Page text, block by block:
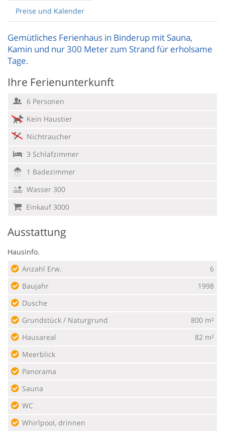
Preise und Kalender
Gemütliches Ferienhaus in Binderup mit Sauna,
Kamin und nur 300 Meter zum Strand für erholsame
Tage.
Ihre Ferienunterkunft
6 Personen
Kein Haustier
Nichtraucher
3 Schlafzimmer
1 Badezimmer
Wasser 300
Einkauf 3000
Ausstattung
Hausinfo.
Anzahl Erw.
6
Baujahr
1998
Dusche
Grundstück / Naturgrund
800 m²
Hausareal
82 m²
Meerblick
Panorama
Sauna
WC
Whirlpool, drinnen